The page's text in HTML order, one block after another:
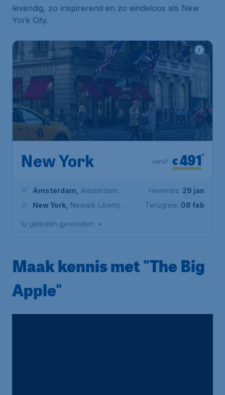
levendig, zo inspirerend en zo eindeloos als New
York City.
New York €491*
vanaf
Amsterdam
Amsterdam
Airport Schiphol
New York Newark Liberty
Heenreis: 29 jan
Terugreis: 08 feb
1u geleden gevonden •
Maak kennis met "The Big
Apple"